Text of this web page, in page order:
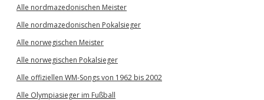
Alle nordmazedonischen Meister
Alle nordmazedonischen Pokalsieger
Alle norwegischen Meister
Alle norwegischen Pokalsieger
Alle offiziellen WM-Songs von 1962 bis 2002
Alle Olympiasieger im Fußball